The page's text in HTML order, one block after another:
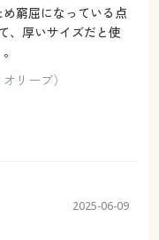
窮屈になっている点
、厚いサイズだと使
リーブ）
2025-06-09